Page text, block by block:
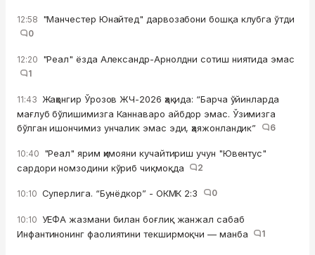
12:58 "Манчестер Юнайтед" дарвозабони бошқа клубга ўтди
0
12:20 "Реал" ёзда Александр-Арнолдни сотиш ниятида эмас
1
11:43 Жаҳонгир Ўрозов ЖЧ-2026 ҳақида: “Барча ўйинларда
мағлуб бўлишимизга Каннаваро айбдор эмас. Ўзимизга
бўлган ишончимиз унчалик эмас эди, ҳаяжонландик”
6
10:40 "Реал" ярим ҳимояни кучайтириш учун "Ювентус"
сардори номзодини кўриб чиқмоқда
2
10:10 Суперлига. “Бунёдкор” - ОКМК 2:3 0
10:10 УЕФА жазмани билан боғлиқ жанжал сабаб
Инфантинонинг фаолиятини текширмоқчи — манба
1